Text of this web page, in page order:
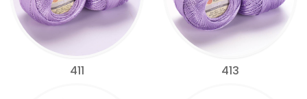
411 413